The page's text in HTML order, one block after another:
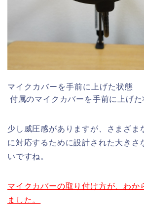
マイクカバーを手前に上げた状態
付属のマイクカバーを手前に上げた
少し威圧感がありますが、さまざま
に対応するために設計された大きさ
いですね。
マイクカバーの取り付け方が、わか
ました。